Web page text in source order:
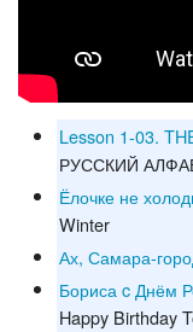
Lesson 1-03.
РУССКИЙ
Ёлочке не
Winter
Ах, Самара-
Бориса c Днём
Happy Birthday